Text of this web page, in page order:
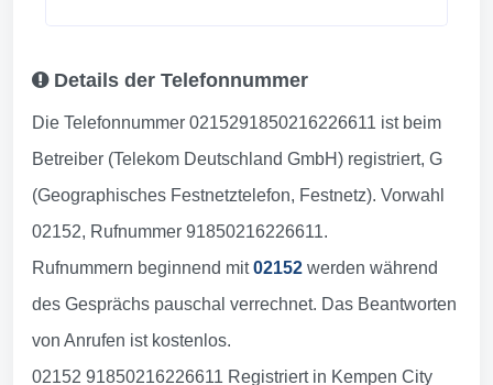
Details der Telefonnummer
Die Telefonnummer 0215291850216226611 ist beim
Betreiber (Telekom Deutschland GmbH) registriert, G
(Geographisches Festnetztelefon, Festnetz). Vorwahl
02152, Rufnummer 91850216226611.
Rufnummern beginnend mit02152 werden während
des Gesprächs pauschal verrechnet. Das Beantworten
von Anrufen ist kostenlos.
02152 91850216226611 Registriert in Kempen City